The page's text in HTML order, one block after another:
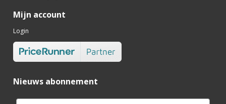
Mijn account
Login
Nieuws abonnement